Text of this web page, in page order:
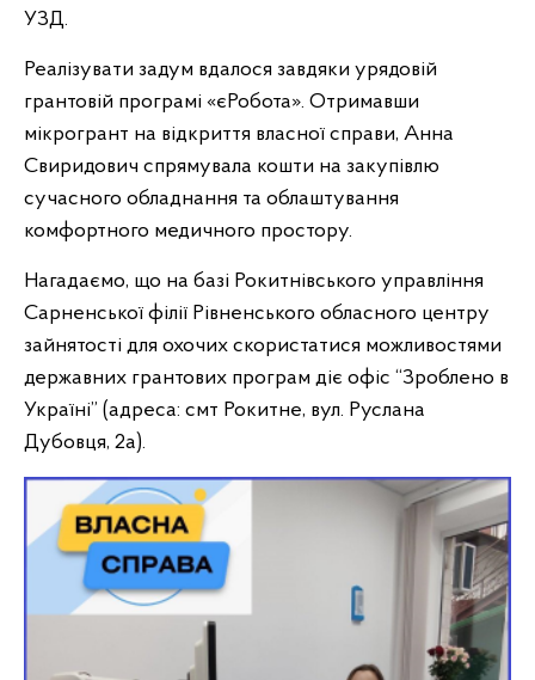
УЗД.
Реалізувати задум вдалося завдяки урядовій
грантовій програмі «єРобота». Отримавши
мікрогрант на відкриття власної справи, Анна
Свиридович спрямувала кошти на закупівлю
сучасного обладнання та облаштування
комфортного медичного простору.
Нагадаємо, що на базі Рокитнівського управління
Сарненської філії Рівненського обласного центру
зайнятості для охочих скористатися можливостями
державних грантових програм діє офіс “Зроблено в
Україні” (адреса: смт Рокитне, вул. Руслана
Дубовця, 2а).